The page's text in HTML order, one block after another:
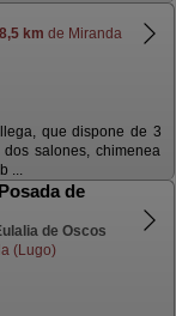
km de Miranda
que dispone de 3
salones, chimenea
...
de
de Oscos
(Lugo)